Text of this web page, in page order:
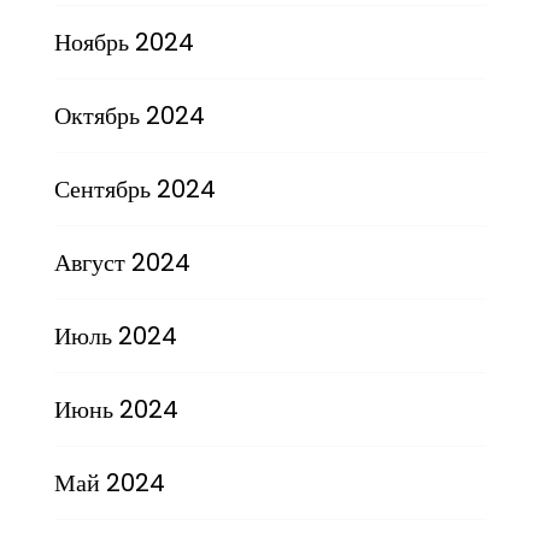
Ноябрь 2024
Октябрь 2024
Сентябрь 2024
Август 2024
Июль 2024
Июнь 2024
Май 2024